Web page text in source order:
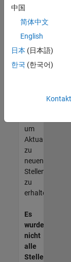
können,
die
Ihren
entsprechen,
werden
unseres
um
zu
neuen
zu
erhalten.
Es
wurden
nicht
alle
Stellen
中国
简体中文
English
日本 (日本語)
한국 (한국어)